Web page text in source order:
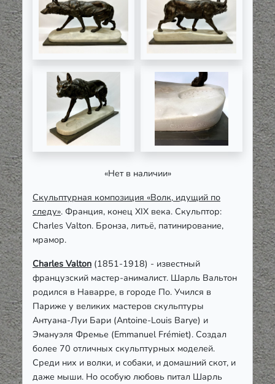
«Нет в наличии»
Скульптурная композиция «Волк, идущий по
следу». Франция, конец XIX века. Скульптор:
Charles Valton. Бронза, литьё, патинирование,
мрамор.
Charles Valton (1851-1918) - известный
французский мастер-анималист. Шарль Вальтон
родился в Наварре, в городе По. Учился в
Париже у великих мастеров скульптуры
Антуана-Луи Бари (Antoine-Louis Barye) и
Эмануэля Фремье (Emmanuel Frémiet). Создал
более 70 отличных скульптурных моделей.
Среди них и волки, и собаки, и домашний скот, и
даже мыши. Но особую любовь питал Шарль